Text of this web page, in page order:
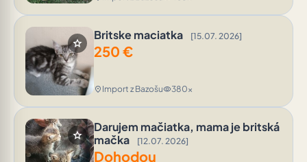
star
Britske maciatka [15.07. 2026]
250 €
location_on Import z Bazošuvisibility380x
star
Darujem mačiatka, mama je britská
mačka
[12.07. 2026]
Dohodou